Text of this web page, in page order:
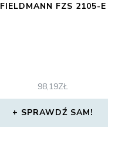
FIELDMANN FZS 2105-E
98,19ZŁ
SPRAWDŹ SAM!